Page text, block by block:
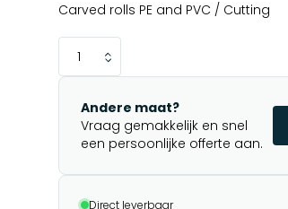
Carved rolls PE and PVC / Cutting
Andere maat?
Vraag gemakkelijk en snel
een persoonlijke offerte aan.
Direct leverbaar